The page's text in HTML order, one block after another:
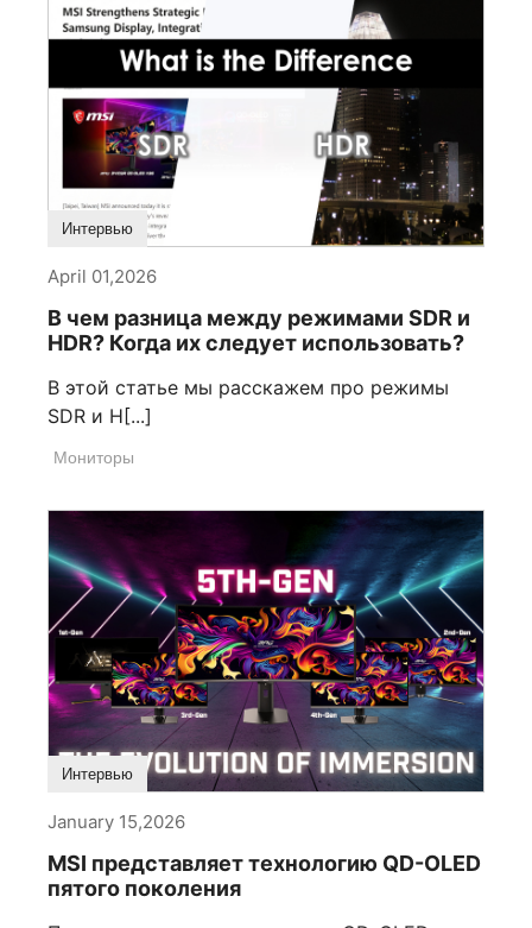
Интервью
April 01,2026
В чем разница между режимами SDR и
HDR? Когда их следует использовать?
В этой статье мы расскажем про режимы
SDR и H[...]
Мониторы
Интервью
January 15,2026
MSI представляет технологию QD-OLED
пятого поколения